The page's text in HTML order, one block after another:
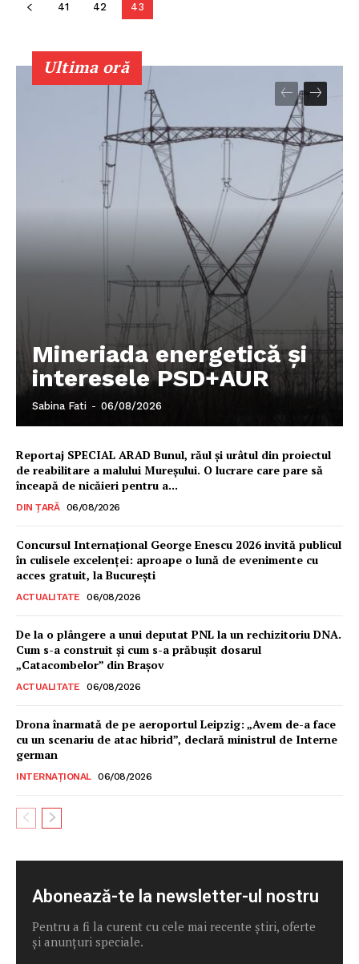
Un proiect
FREEDOM HOUSE ROMÂNIA
PRESShub
Despre noi / Echipa
Proiecte editoriale
41 42 43
Ultima oră
Mineriada energetică și
interesele PSD+AUR
Sabina Fati - 06/08/2026
Reportaj SPECIAL ARAD Bunul, răul și urâtul din proiectul
de reabilitare a malului Mureșului. O lucrare care pare să
înceapă de nicăieri pentru a...
DIN ȚARĂ 06/08/2026
Concursul Internațional George Enescu 2026 invită publicul
în culisele excelenței: aproape o lună de evenimente cu
acces gratuit, la București
ACTUALITATE 06/08/2026
De la o plângere a unui deputat PNL la un rechizitoriu DNA.
Cum s-a construit și cum s-a prăbușit dosarul
„Catacombelor” din Brașov
ACTUALITATE 06/08/2026
Drona înarmată de pe aeroportul Leipzig: „Avem de-a face
cu un scenariu de atac hibrid”, declară ministrul de Interne
german
INTERNAȚIONAL 06/08/2026
Abonează-te la newsletter-ul nostru
Pentru a fi la curent cu cele mai recente știri, oferte
și anunțuri speciale.